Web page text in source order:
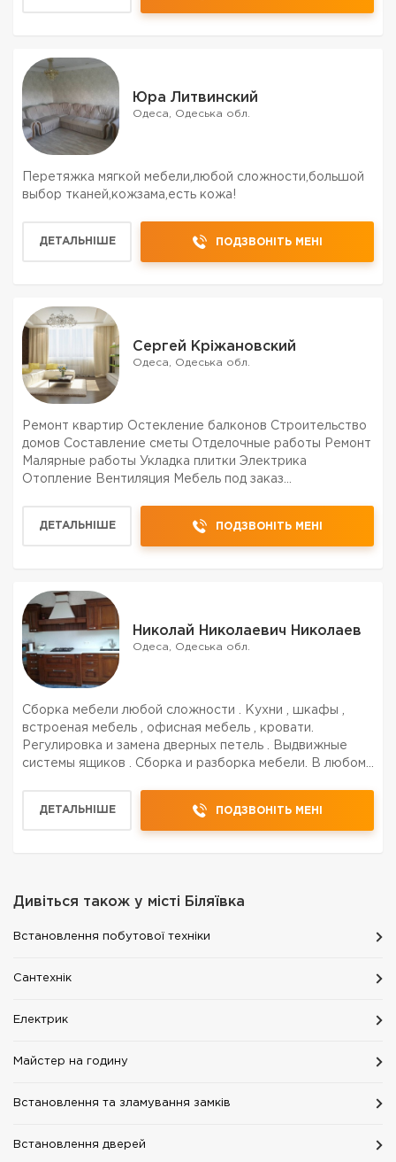
Юра Литвинский
Одеса, Одеська обл.
Перетяжка мягкой мебели,любой сложности,большой
выбор тканей,кожзама,есть кожа!
ДЕТАЛЬНІШЕ ПОДЗВОНІТЬ МЕНІ
Сергей Кріжановский
Одеса, Одеська обл.
Ремонт квартир Остекление балконов Строительство
домов Составление сметы Отделочные работы Ремонт
Малярные работы Укладка плитки Электрика
Отопление Вентиляция Мебель под заказ
договорные
ДЕТАЛЬНІШЕ ПОДЗВОНІТЬ МЕНІ
Николай Николаевич Николаев
Одеса, Одеська обл.
Сборка мебели любой сложности . Кухни , шкафы ,
встроеная мебель , офисная мебель , кровати.
Регулировка и замена дверных петель . Выдвижные
системы ящиков . Сборка и разборка мебели. В любом
ДЕТАЛЬНІШЕ ПОДЗВОНІТЬ МЕНІ
Дивіться також у місті Біляївка
Встановлення побутової техніки
Сантехнік
Електрик
Майстер на годину
Встановлення та зламування замків
Встановлення дверей